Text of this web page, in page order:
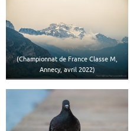
(Championnat de France Classe M,
Annecy, avril 2022)